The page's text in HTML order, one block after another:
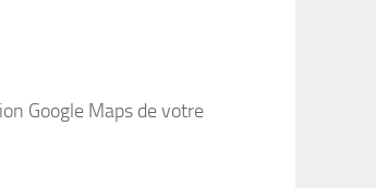
Google Maps de votre